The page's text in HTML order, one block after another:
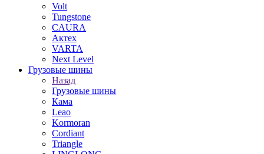
Volt
Tungstone
CAURA
Актех
VARTA
Next Level
Грузовые шины
Назад
Грузовые шины
Кама
Leao
Kormoran
Cordiant
Triangle